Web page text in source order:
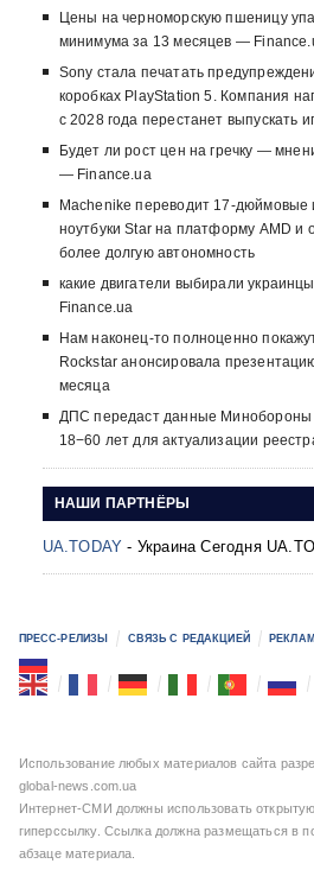
Цены на черноморскую пшеницу
минимума за 13 месяцев —
Sony стала печатать
коробках PlayStation 5. Компания
с 2028 года перестанет выпускать
Будет ли рост цен на гречку —
— Finance.ua
Machenike переводит 17-дюймовые
ноутбуки Star на платформу AMD и
более долгую автономность
какие двигатели выбирали
Finance.ua
Нам наконец-то полноценно
Rockstar анонсировала
месяца
ДПС передаст данные Минобороны
18−60 лет для актуализации
НАШИ ПАРТНЁРЫ
UA.TODAY - Украина Сегодня
ПРЕСС-РЕЛИЗЫ СВЯЗЬ С РЕДАКЦИЕЙ
Использование любых материалов сайта
global-news.com.ua
Интернет-СМИ должны использовать
гиперссылку. Ссылка должна размещаться в
абзаце материала.